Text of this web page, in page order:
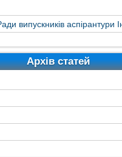
випускників аспірантури
Архів статей